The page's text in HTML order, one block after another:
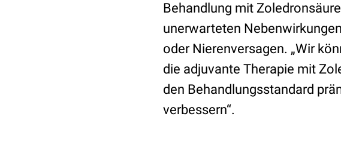
Behandlung mit
unerwarteten
oder Nierenversagen. „Wir
die adjuvante Therapie mit
den Behandlungsstandard
verbessern“.